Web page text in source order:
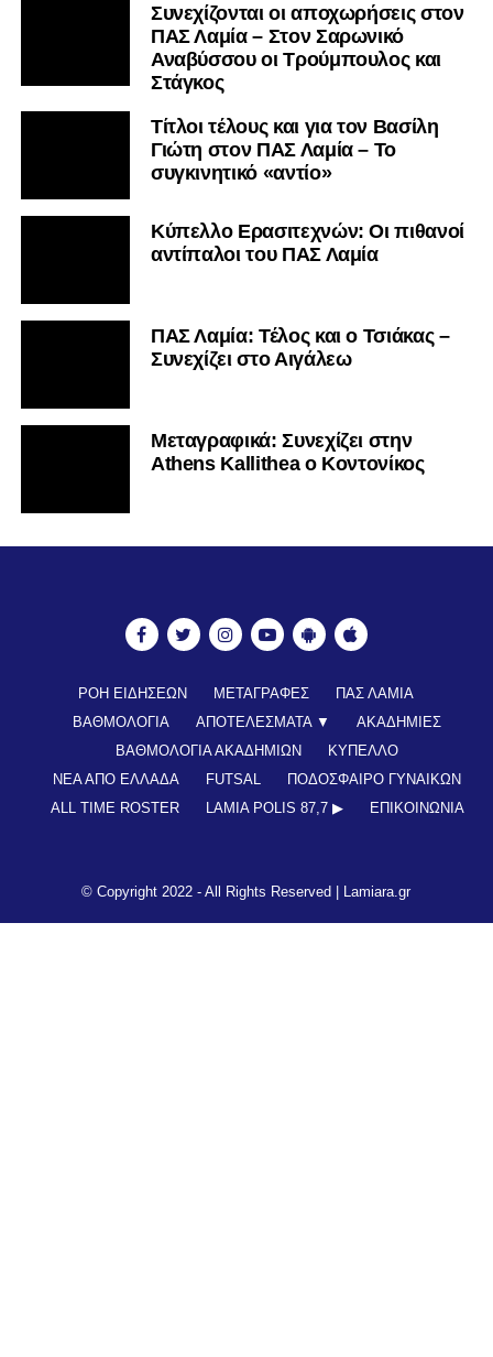
Συνεχίζονται οι αποχωρήσεις στον
ΠΑΣ Λαμία – Στον Σαρωνικό
Αναβύσσου οι Τρούμπουλος και
Στάγκος
Τίτλοι τέλους και για τον Βασίλη
Γιώτη στον ΠΑΣ Λαμία – Το
συγκινητικό «αντίο»
Κύπελλο Ερασιτεχνών: Οι πιθανοί
αντίπαλοι του ΠΑΣ Λαμία
ΠΑΣ Λαμία: Τέλος και ο Τσιάκας –
Συνεχίζει στο Αιγάλεω
Mεταγραφικά: Συνεχίζει στην
Athens Kallithea ο Κοντονίκος
ΡΟΗ ΕΙΔΗΣΕΩΝ ΜΕΤΑΓΡΑΦΕΣ
ΠΑΣ ΛΑΜΙΑ
ΒΑΘΜΟΛΟΓΙΑ
ΑΠΟΤΕΛΕΣΜΑΤΑ ▼
ΑΚΑΔΗΜΙΕΣ
ΒΑΘΜΟΛΟΓΙΑ ΑΚΑΔΗΜΙΩΝ
ΚΥΠΕΛΛΟ
ΝΕΑ ΑΠΟ ΕΛΛΑΔΑ
FUTSAL
ΠΟΔΟΣΦΑΙΡΟ ΓΥΝΑΙΚΩΝ
ALL TIME ROSTER
LAMIA POLIS 87,7 ▶︎ ΕΠΙΚΟΙΝΩΝΊΑ
© Copyright 2022 - All Rights Reserved | Lamiara.gr